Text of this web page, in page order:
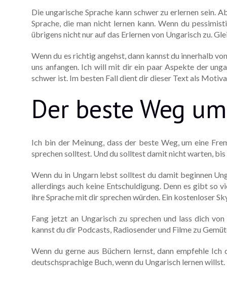
Die ungarische Sprache kann schwer zu erlernen sein.
Sprache, die man nicht lernen kann. Wenn du
übrigens nicht nur auf das Erlernen von Ungarisch zu.
Wenn du es richtig angehst, dann kannst du innerhalb
uns anfangen. Ich will mit dir ein paar Aspekte der
schwer ist. Im besten Fall dient dir dieser Text als
Der beste Weg
Ich bin der Meinung, dass der beste Weg, um eine
sprechen solltest. Und du solltest damit nicht warten,
Wenn du in Ungarn lebst solltest du damit beginnen
allerdings auch keine Entschuldigung. Denn es gibt so
ihre Sprache mit dir sprechen würden. Ein kostenloser
Fang jetzt an Ungarisch zu sprechen und lass dich
kannst du dir Podcasts, Radiosender und Filme zu
Wenn du gerne aus Büchern lernst, dann empfehle
deutschsprachige Buch, wenn du Ungarisch lernen